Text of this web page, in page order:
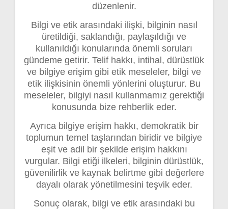
düzenlenir.
Bilgi ve etik arasındaki ilişki, bilginin nasıl
üretildiği, saklandığı, paylaşıldığı ve
kullanıldığı konularında önemli soruları
gündeme getirir. Telif hakkı, intihal, dürüstlük
ve bilgiye erişim gibi etik meseleler, bilgi ve
etik ilişkisinin önemli yönlerini oluşturur. Bu
meseleler, bilgiyi nasıl kullanmamız gerektiği
konusunda bize rehberlik eder.
Ayrıca bilgiye erişim hakkı, demokratik bir
toplumun temel taşlarından biridir ve bilgiye
eşit ve adil bir şekilde erişim hakkını
vurgular. Bilgi etiği ilkeleri, bilginin dürüstlük,
güvenilirlik ve kaynak belirtme gibi değerlere
dayalı olarak yönetilmesini teşvik eder.
Sonuç olarak, bilgi ve etik arasındaki bu